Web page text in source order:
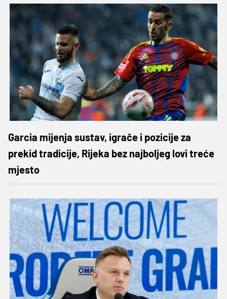
Garcia mijenja sustav, igrače i pozicije za
prekid tradicije, Rijeka bez najboljeg lovi treće
mjesto